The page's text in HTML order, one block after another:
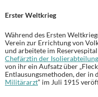
Erster Weltkrieg
Während des Ersten
Verein zur Errichtung von
und arbeitete im
Chefärztin der Isolierabteilung
von ihr ein Aufsatz über
Entlausungsmethoden, der in
Militärarzt“ im Juli 1915